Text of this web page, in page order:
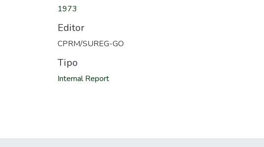
1973
Editor
CPRM/SUREG-GO
Tipo
Internal Report